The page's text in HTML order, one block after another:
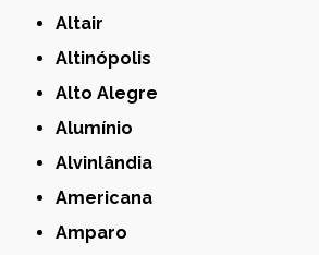
Altair
Altinópolis
Alto Alegre
Alumínio
Alvinlândia
Americana
Amparo